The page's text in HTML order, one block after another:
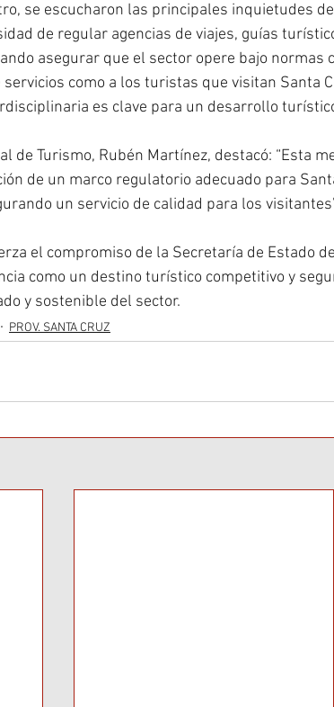
se escucharon las principales inquietudes
de regular agencias de viajes, guías
asegurar que el sector opere bajo normas
como a los turistas que visitan Santa
es clave para un desarrollo
de Turismo, Rubén Martínez, destacó: “Esta
de un marco regulatorio adecuado para
un servicio de calidad para los
el compromiso de la Secretaría de Estado
como un destino turístico competitivo y
y sostenible del sector.
PROV. SANTA CRUZ